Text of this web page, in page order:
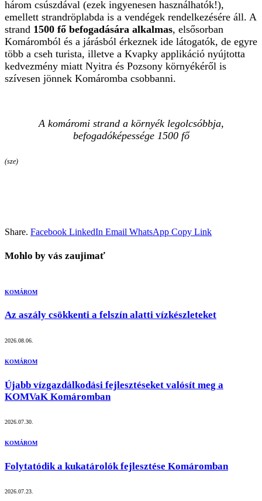
három csúszdával (ezek ingyenesen használhatók!),
emellett strandröplabda is a vendégek rendelkezésére áll. A
strand 1500 fő befogadására alkalmas, elsősorban
Komáromból és a járásból érkeznek ide látogatók, de egyre
több a cseh turista, illetve a Kvapky applikáció nyújtotta
kedvezmény miatt Nyitra és Pozsony környékéről is
szívesen jönnek Komáromba csobbanni.
A komáromi strand a környék legolcsóbbja,
befogadóképessége 1500 fő
(sze)
Share. Facebook LinkedIn Email WhatsApp Copy Link
Mohlo by vás zaujimať
KOMÁROM
Az aszály csökkenti a felszín alatti vízkészleteket
2026.08.06.
KOMÁROM
Újabb vízgazdálkodási fejlesztéseket valósít meg a
KOMVaK Komáromban
2026.07.30.
KOMÁROM
Folytatódik a kukatárolók fejlesztése Komáromban
2026.07.23.